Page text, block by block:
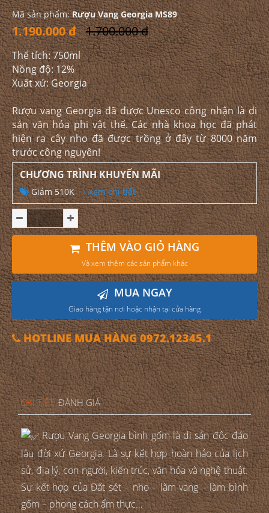
Mã sản phẩm:Rượu Vang Georgia MS89
1.190.000 đ 1.700.000 đ
Thể tích: 750ml
Nồng độ: 12%
Xuất xứ: Georgia
Rượu vang Georgia đã được Unesco công nhận là di
sản văn hóa phi vật thể. Các nhà khoa học đã phát
hiện ra cây nho đã được trồng ở đây từ 8000 năm
trước công nguyên!
CHƯƠNG TRÌNH KHUYẾN MÃI
Giảm 510K Xem chi tiết
THÊM VÀO GIỎ HÀNG
Và xem thêm các sản phẩm khác
MUA NGAY
Giao hàng tận nơi hoặc nhận tại cửa hàng
HOTLINE MUA HÀNG 0972.12345.1
CHI TIẾT ĐÁNH GIÁ
Rượu Vang Georgia bình gốm là di sản độc đáo
lâu đời xứ Georgia. Là sự kết hợp hoàn hảo của lịch
sử, địa lý, con người, kiến trúc, văn hóa và nghệ thuật.
Sự kết hợp của Đất sét – nho – làm vang – làm bình
gốm – phong cách ẩm thực…